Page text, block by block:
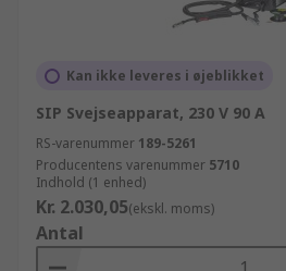
Kan ikke leveres i øjeblikket
SIP Svejseapparat, 230 V 90 A
RS-varenummer 189-5261
Producentens varenummer 5710
Indhold (1 enhed)
Kr. 2.030,05(ekskl. moms)
Antal